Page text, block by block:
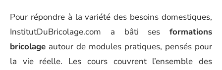
Pour répondre à la variété des besoins domestiques,
InstitutDuBricolage.com a bâti ses formations
bricolage autour de modules pratiques, pensés pour
la vie réelle. Les cours couvrent l’ensemble des